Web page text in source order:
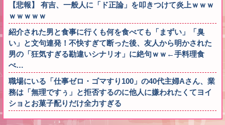
【悲報】 有吉、一般人に「ド正論」を叩きつけて炎上ｗｗｗ
ｗｗｗｗｗ
紹介された男と食事に行くも何を食べても「まずい」「臭
い」と文句連発！不快すぎて断った後、友人から明かされた
男の「狂気すぎる勘違いシナリオ」に絶句ｗｗ←手料理食
べ…
職場にいる「仕事ゼロ・ゴマすり100」の40代主婦Aさん、業
務は「無理ですぅ」と拒否するのに他人に嫌われたくてヨイ
ショとお菓子配りだけ全力すぎる